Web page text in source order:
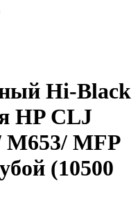
Hi-Black
HP CLJ
M653/ MFP
(10500